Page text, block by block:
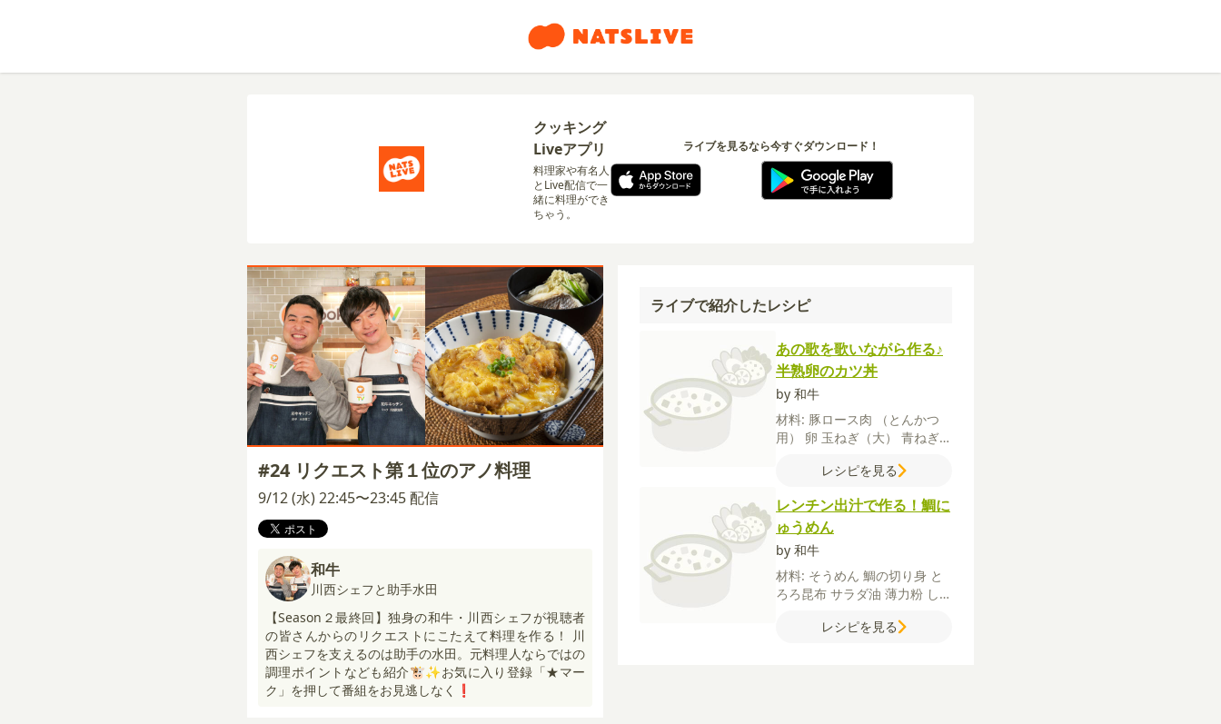
クッキング
Liveアプリ
料理家や有名人
とLive配信で一
緒に料理ができ
ちゃう。
ライブを見るなら今すぐダウンロード！
#24 リクエスト第１位のアノ料理
9/12 (水) 22:45〜23:45 配信
和牛
川西シェフと助手水田
【Season２最終回】独身の和牛・川西シェフが視聴者
の皆さんからのリクエストにこたえて料理を作る！ 川
西シェフを支えるのは助手の水田。元料理人ならではの
調理ポイントなども紹介🐮✨お気に入り登録「★マー
ク」を押して番組をお見逃しなく❗
ライブで紹介したレシピ
あの歌を歌いながら作る♪
半熟卵のカツ丼
by 和牛
材料: 豚ロース肉
（とんかつ
用） 卵 玉ねぎ（大） 青ねぎ
【衣】薄力粉溶き卵
節パック水酒【B】みりん
醤油
レシピを見る
レンチン出汁で作る！鯛に
ゅうめん
by 和牛
材料: そうめん 鯛の切り身 と
ろろ昆布 サラダ油 薄力粉 しょ
水酒【お好みで】
レシピを見る